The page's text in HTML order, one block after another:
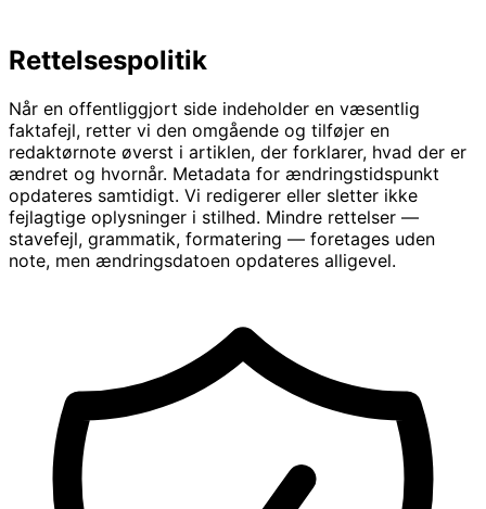
Rettelsespolitik
Når en offentliggjort side indeholder en væsentlig
faktafejl, retter vi den omgående og tilføjer en
redaktørnote øverst i artiklen, der forklarer, hvad der er
ændret og hvornår. Metadata for ændringstidspunkt
opdateres samtidigt. Vi redigerer eller sletter ikke
fejlagtige oplysninger i stilhed. Mindre rettelser —
stavefejl, grammatik, formatering — foretages uden
note, men ændringsdatoen opdateres alligevel.